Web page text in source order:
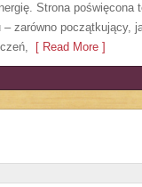
Strona poświęcona
zarówno początkujący,
[ Read More ]